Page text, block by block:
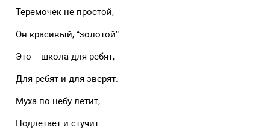
Теремочек не простой,
Он красивый, “золотой”.
Это – школа для ребят,
Для ребят и для зверят.
Муха по небу летит,
Подлетает и стучит.